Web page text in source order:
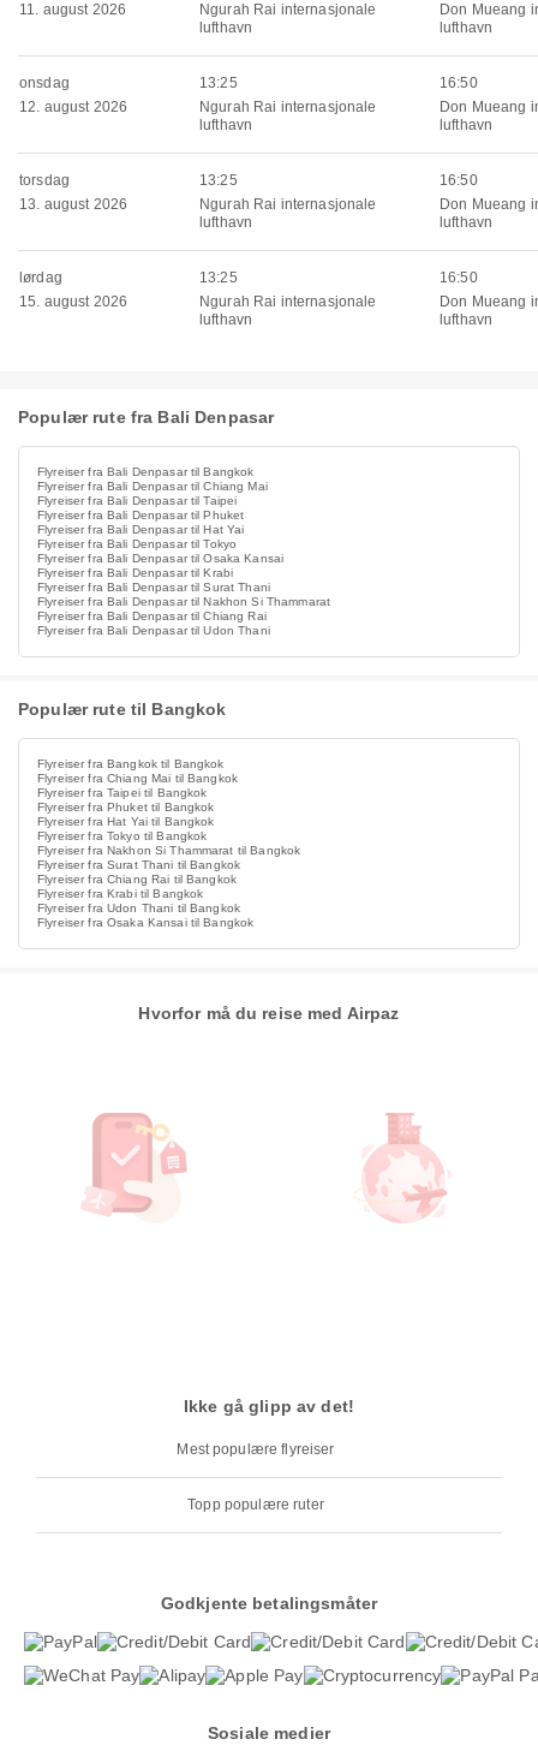
11. august 2026
Ngurah Rai internasjonale
lufthavn
Don Mueang
lufthavn
onsdag
12. august 2026
13:25
Ngurah Rai internasjonale
lufthavn
16:50
Don Mueang
lufthavn
torsdag
13. august 2026
13:25
Ngurah Rai internasjonale
lufthavn
16:50
Don Mueang
lufthavn
lørdag
15. august 2026
13:25
Ngurah Rai internasjonale
lufthavn
16:50
Don Mueang
lufthavn
Populær rute fra Bali Denpasar
Flyreiser fra Bali Denpasar til Bangkok
Flyreiser fra Bali Denpasar til Chiang Mai
Flyreiser fra Bali Denpasar til Taipei
Flyreiser fra Bali Denpasar til Phuket
Flyreiser fra Bali Denpasar til Hat Yai
Flyreiser fra Bali Denpasar til Tokyo
Flyreiser fra Bali Denpasar til Osaka Kansai
Flyreiser fra Bali Denpasar til Krabi
Flyreiser fra Bali Denpasar til Surat Thani
Flyreiser fra Bali Denpasar til Nakhon Si Thammarat
Flyreiser fra Bali Denpasar til Chiang Rai
Flyreiser fra Bali Denpasar til Udon Thani
Populær rute til Bangkok
Flyreiser fra Bangkok til Bangkok
Flyreiser fra Chiang Mai til Bangkok
Flyreiser fra Taipei til Bangkok
Flyreiser fra Phuket til Bangkok
Flyreiser fra Hat Yai til Bangkok
Flyreiser fra Tokyo til Bangkok
Flyreiser fra Nakhon Si Thammarat til Bangkok
Flyreiser fra Surat Thani til Bangkok
Flyreiser fra Chiang Rai til Bangkok
Flyreiser fra Krabi til Bangkok
Flyreiser fra Udon Thani til Bangkok
Flyreiser fra Osaka Kansai til Bangkok
Hvorfor må du reise med Airpaz
Ikke gå glipp av det!
Mest populære flyreiser
Topp populære ruter
Godkjente betalingsmåter
Sosiale medier